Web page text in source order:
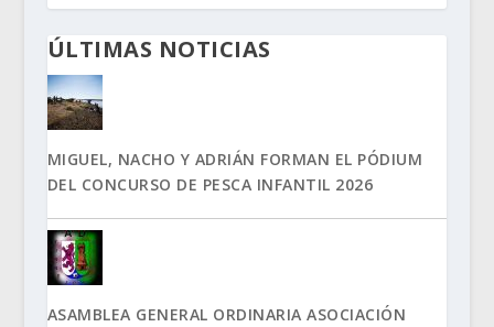
ÚLTIMAS NOTICIAS
MIGUEL, NACHO Y ADRIÁN FORMAN EL PÓDIUM
DEL CONCURSO DE PESCA INFANTIL 2026
ASAMBLEA GENERAL ORDINARIA ASOCIACIÓN